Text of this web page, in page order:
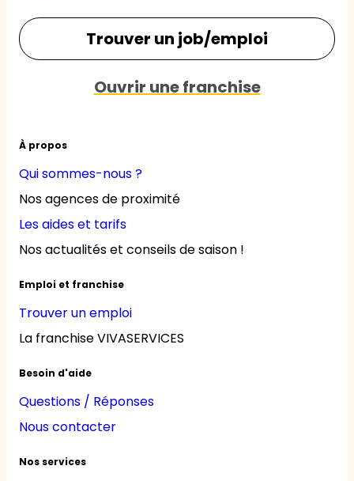
À propos
Qui sommes-nous ?
Nos agences de proximité
Les aides et tarifs
Nos actualités et conseils de saison !
Emploi et franchise
Trouver un emploi
La franchise VIVASERVICES
Besoin d'aide
Questions / Réponses
Nous contacter
Nos services
Trouver un job/emploi
Ouvrir une franchise